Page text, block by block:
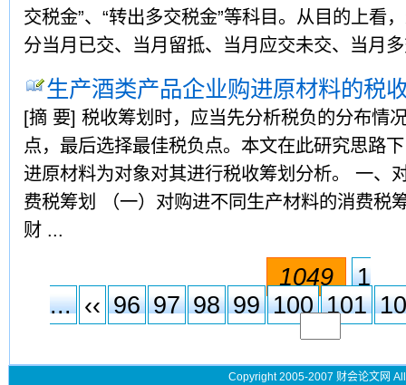
交税金”、“转出多交税金”等科目。从目的上看
分当月已交、当月留抵、当月应交未交、当月
生产酒类产品企业购进原材料的税
[摘 要] 税收筹划时，应当先分析税负的分布情
点，最后选择最佳税负点。本文在此研究思路
进原材料为对象对其进行税收筹划分析。 一、
费税筹划 （一）对购进不同生产材料的消费税
财 ...
1049
1
... ‹‹ 96 97 98 99 100 101
Copyright 2005-2007 财会论文网